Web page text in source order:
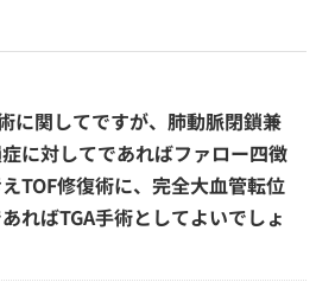
に関してですが、肺動脈閉鎖兼
に対してであればファロー四徴
TOF修復術に、完全大血管転位
ればTGA手術としてよいでしょ